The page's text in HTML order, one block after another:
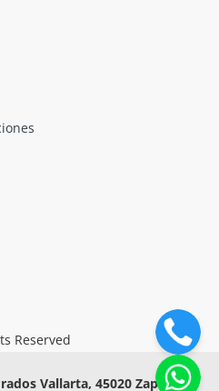
Reserved
Vallarta, 45020 Zapopan,